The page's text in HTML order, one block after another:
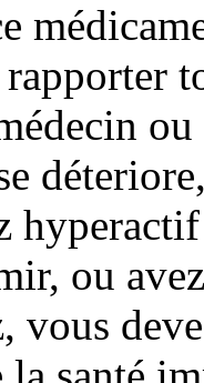
ou
vous